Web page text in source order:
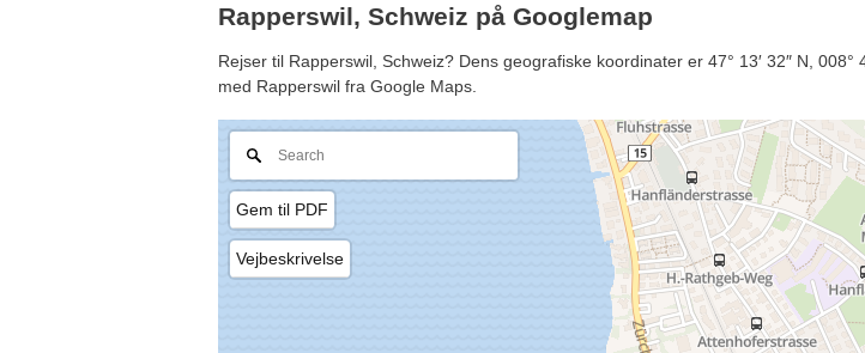
Rapperswil, Schweiz på Googlemap
Rejser til Rapperswil, Schweiz? Dens geografiske koordinater er 47° 13′ 32″ N,
med Rapperswil fra Google Maps.
Gem til PDF
Vejbeskrivelse